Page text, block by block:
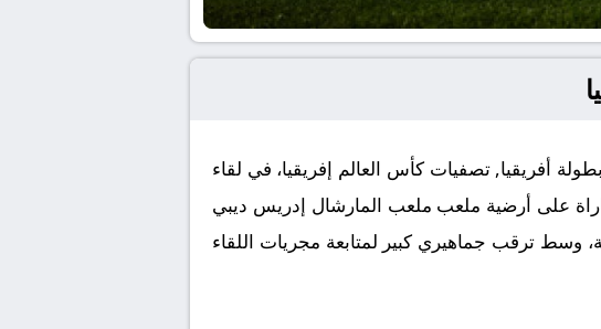
أفريقيا, تصفيات كأس العالم إفريقيا، في لقاء
على أرضية ملعب ملعب المارشال إدريس ديبي
حاسم عند الساعة 19:00 بتوقيت مكة المكرمة، وسط ترقب جماهيري كبير لمتابعة مجريات اللقاء